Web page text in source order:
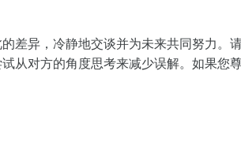
差异，冷静地交谈并为未来共同努力。
从对方的角度思考来减少误解。如果您